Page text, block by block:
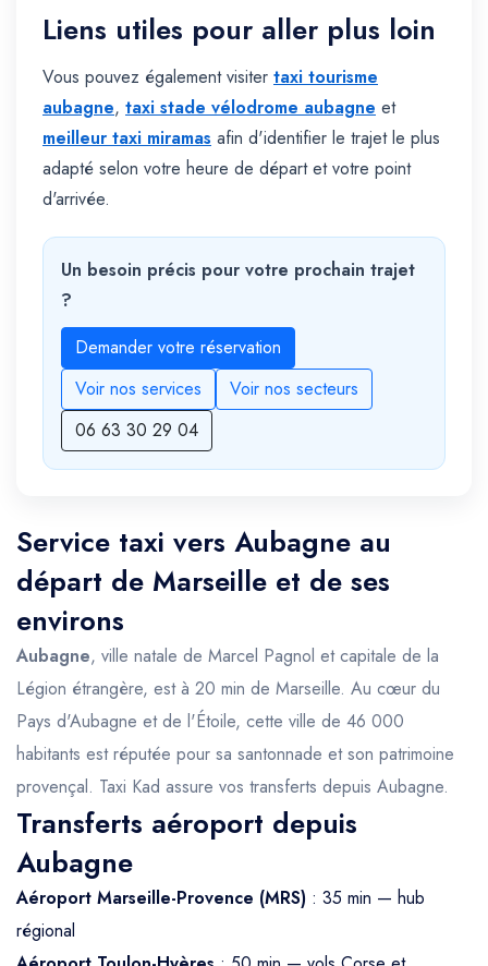
Liens utiles pour aller plus loin
Vous pouvez également visiter taxi tourisme
aubagne, taxi stade vélodrome aubagne et
meilleur taxi miramas afin d'identifier le trajet le plus
adapté selon votre heure de départ et votre point
d'arrivée.
Un besoin précis pour votre prochain trajet
?
Demander votre réservation
Voir nos services
Voir nos secteurs
06 63 30 29 04
Service taxi vers Aubagne au
départ de Marseille et de ses
environs
Aubagne, ville natale de Marcel Pagnol et capitale de la
Légion étrangère, est à 20 min de Marseille. Au cœur du
Pays d'Aubagne et de l'Étoile, cette ville de 46 000
habitants est réputée pour sa santonnade et son patrimoine
provençal. Taxi Kad assure vos transferts depuis Aubagne.
Transferts aéroport depuis
Aubagne
Aéroport Marseille-Provence (MRS) : 35 min — hub
régional